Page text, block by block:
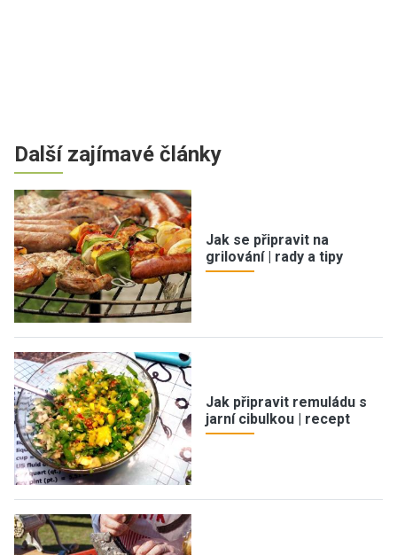
Další zajímavé články
Jak se připravit na
grilování | rady a tipy
Jak připravit remuládu s
jarní cibulkou | recept